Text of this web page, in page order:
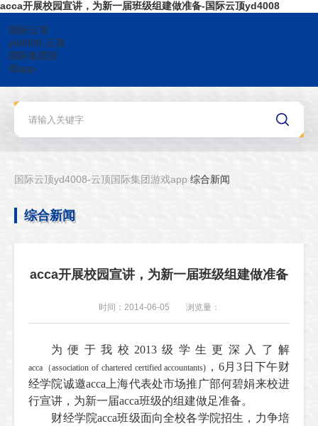
acca开展校园宣讲，为新一届班级组建做准备-国际云顶yd4008
国际云顶
yd4008-云顶
国际集团游
戏app
国际云顶yd4008-云顶国际集团游戏app 综合新闻
综合新闻
acca开展校园宣讲，为新一届班级组建做准备
时间：2014-06-05 浏览量：
为便于我校2013级学生更深入了解
acca（association of chartered certified accountants) ，6月3日下午财
经学院诚邀acca上海代表处市场推广部何碧娟来校进
行宣讲，为新一届acca班级的组建做足准备。
财经学院acca班级面向全校各学院招生，力争培